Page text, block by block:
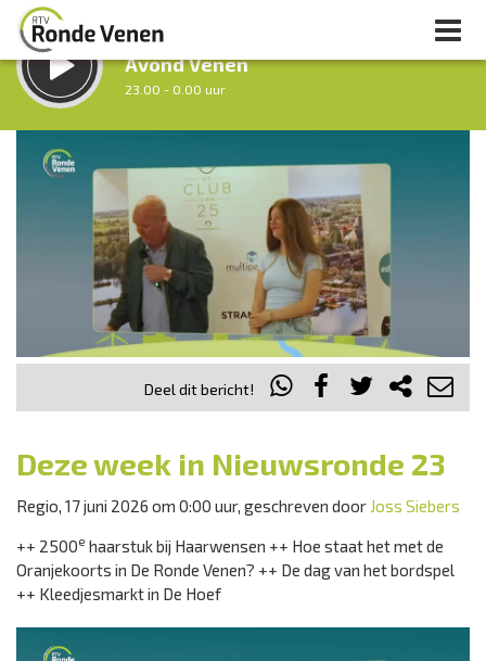
LUISTER LIVE:
Avond Venen
23.00 - 0.00 uur
Nacht van De Ronde Venen
uur 1 van 0
Deel dit bericht!
Deze week in Nieuwsronde 23
Regio, 17 juni 2026 om 0:00 uur, geschreven door Joss Siebers
++ 2500e haarstuk bij Haarwensen ++ Hoe staat het met de
Oranjekoorts in De Ronde Venen? ++ De dag van het bordspel
++ Kleedjesmarkt in De Hoef